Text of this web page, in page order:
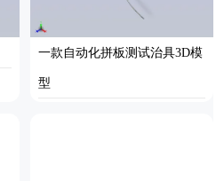
一款自动化拼板测试治具3D模
型